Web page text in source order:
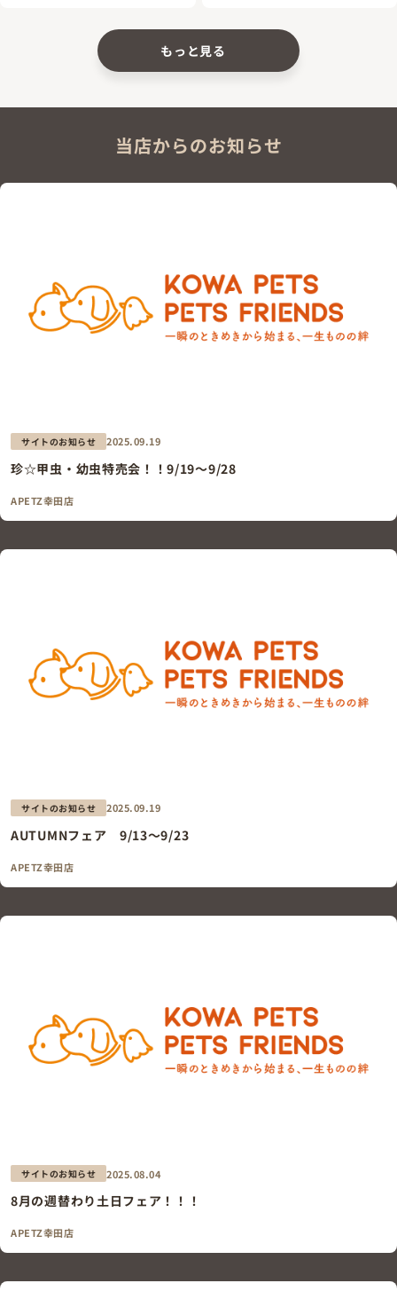
もっと見る
当店からのお知らせ
サイトのお知らせ 2025.09.19
珍☆甲虫・幼虫特売会！！9/19～9/28
APETZ幸田店
サイトのお知らせ 2025.09.19
AUTUMNフェア 9/13～9/23
APETZ幸田店
サイトのお知らせ 2025.08.04
8月の週替わり土日フェア！！！
APETZ幸田店